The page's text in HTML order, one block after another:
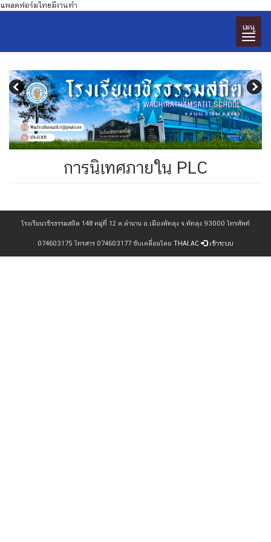
แพลตฟอร์มไทยมีงานทำ
เมนู
การนิเทศภายใน PLC
โรงเรียนวชิรธรรมสถิต 148 หมู่ที่ 12 ต.ตำนาน อ.เมืองพัทลุง จ.พัทลุง 93000 โทรศัพท์
074603175 โทรสาร 074603177 ขับเคลื่อนโดย THAI.AC เข้าระบบ